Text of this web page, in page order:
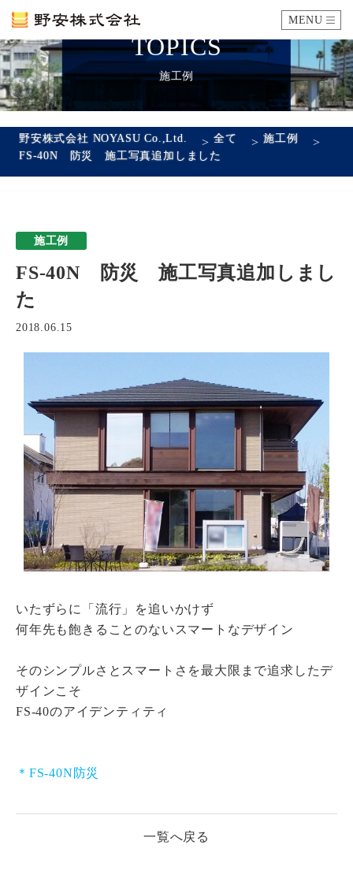
MENU
カタログ
瓦ができるまで
会社概要 沿革 代表あいさつ アクセス
採用情報
開発ストーリー 商品情報 Kawara Collaboration
お問い合わせ プライバシーポリシー サイトマップ
TOPICS
施工例
野安株式会社 NOYASU Co.,Ltd. >全て >施工例 >
FS-40N 防災 施工写真追加しました
施工例
FS-40N 防災 施工写真追加しまし
た
2018.06.15
いたずらに「流行」を追いかけず
何年先も飽きることのないスマートなデザイン
そのシンプルさとスマートさを最大限まで追求したデ
ザインこそ
FS-40のアイデンティティ
＊FS-40N防災
一覧へ戻る